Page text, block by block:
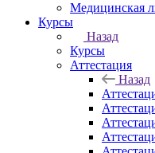
Медицинская
Курсы
Назад
Курсы
Аттестация
Назад